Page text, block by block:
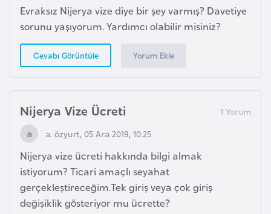
Evraksız Nijerya vize diye bir şey varmış? Davetiye
sorunu yaşıyorum. Yardımcı olabilir misiniz?
Cevabı Görüntüle Yorum Ekle
Nijerya Vize Ücreti
a. özyurt, 05 Ara 2019, 10:25
Nijerya vize ücreti hakkında bilgi almak
istiyorum? Ticari amaçlı seyahat
gerçekleştireceğim.Tek giriş veya çok giriş
değişiklik gösteriyor mu ücrette?
H
i
n
i
s
a
n
H
ı
r